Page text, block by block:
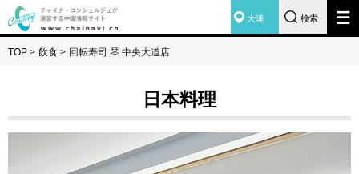
大連 検索
TOP > 飲食 > 回転寿司 琴 中央大道店
日本料理